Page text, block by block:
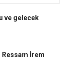
ve gelecek
Ressam İrem